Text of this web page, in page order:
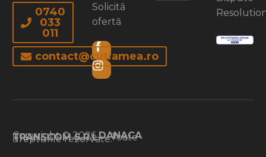
0740
033
011
contact@cutiamea.ro
Solicită
ofertă
Copyright © 2026DANACA
TRANSCOM S.R.L.– Toate
drepturile rezervate.